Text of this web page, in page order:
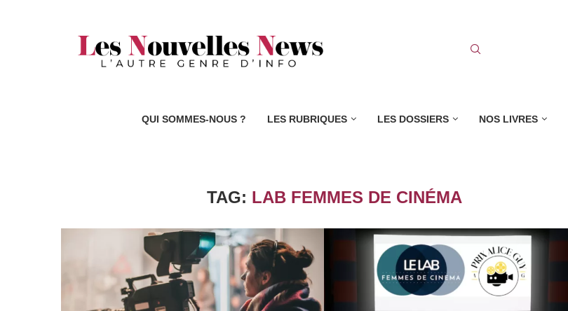
QUI SOMMES-NOUS ? LES RUBRIQUES LES DOSSIERS NOS LIVRES
TAG: LAB FEMMES DE CINÉMA